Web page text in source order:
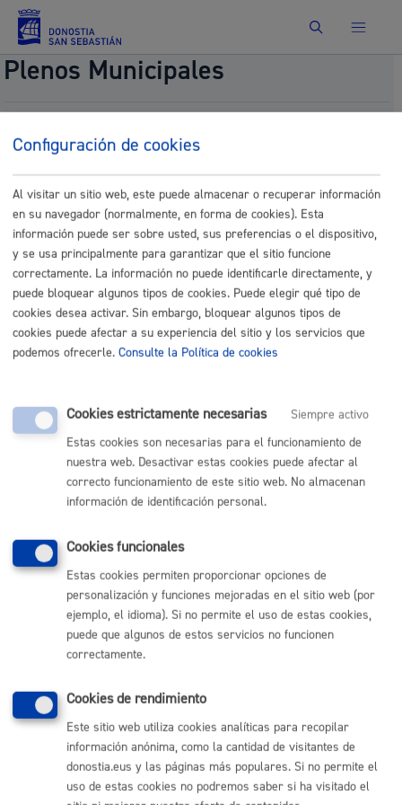
Buscar
Plenos Municipales
EH BILDU, para la modificación de la Ordenanza
Fiscal Reguladora del Impuesto sobre Vehículos de
Tracción Mecánica. (Art. 10.3.2.) (ORER-40)
Fecha del pleno:09/25/2025
Comisión:Comisión de Hacienda
Documentos
36.- 764.-EHBildu_AP_IVTM_eu_SIN.pdf
36.- 764.-EHBildu_AP_IVTM_SIN.pdf
Comunícate con el Ayuntamiento de Donostia / San
Sebastián
(gratuito desde Donostia / San Sebastián)
(+34) 943 481 000
Buzón de la ciudadanía
Ofertas de empleo
Perfil del contratante
Sede electrónica
Sala de prensa
Mapa web
Otras páginas web corporativas
Configuración de cookies
Al visitar un sitio web, este puede almacenar o recuperar información
en su navegador (normalmente, en forma de cookies). Esta
información puede ser sobre usted, sus preferencias o el dispositivo,
y se usa principalmente para garantizar que el sitio funcione
correctamente. La información no puede identificarle directamente, y
puede bloquear algunos tipos de cookies. Puede elegir qué tipo de
cookies desea activar. Sin embargo, bloquear algunos tipos de
cookies puede afectar a su experiencia del sitio y los servicios que
podemos ofrecerle. Consulte la Política de cookies
Cookies estrictamente necesarias
Siempre activo
Estas cookies son necesarias para el funcionamiento de
nuestra web. Desactivar estas cookies puede afectar al
correcto funcionamiento de este sitio web. No almacenan
información de identificación personal.
Cookies funcionales
Estas cookies permiten proporcionar opciones de
personalización y funciones mejoradas en el sitio web (por
ejemplo, el idioma). Si no permite el uso de estas cookies,
puede que algunos de estos servicios no funcionen
correctamente.
Cookies de rendimiento
Este sitio web utiliza cookies analíticas para recopilar
información anónima, como la cantidad de visitantes de
donostia.eus y las páginas más populares. Si no permite el
uso de estas cookies no podremos saber si ha visitado el